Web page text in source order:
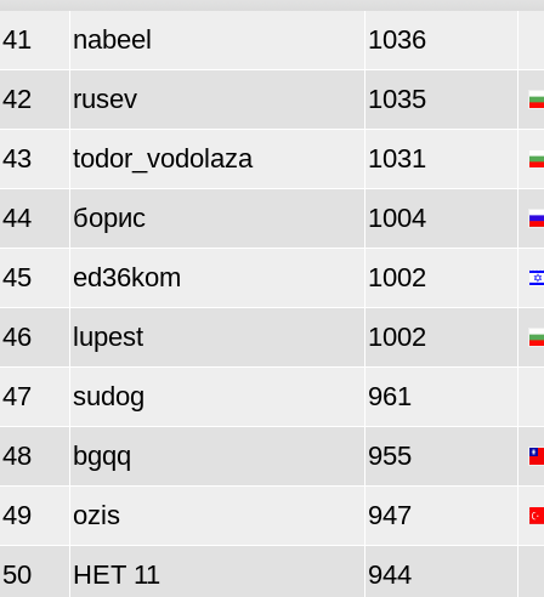
41
nabeel
1036
42
rusev
1035
43
todor_vodolaza
1031
44
борис
1004
45
ed36kom
1002
46
lupest
1002
47
sudog
961
48
bgqq
955
49
ozis
947
50
НЕТ 11
944